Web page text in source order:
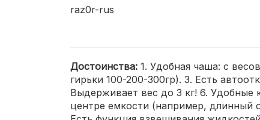
raz0r-rus
Достоинства: 1. Удобная чаша: с
гирьки 100-200-300гр). 3. Есть
Выдерживает вес до 3 кг! 6. Удобные
центре емкости (например, длинный